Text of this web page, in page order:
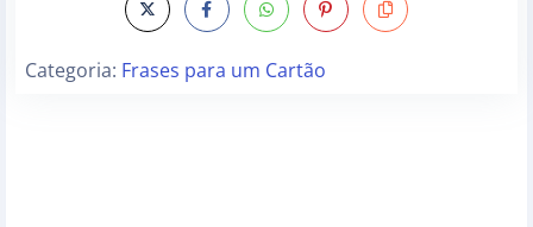
Categoria: Frases para um Cartão